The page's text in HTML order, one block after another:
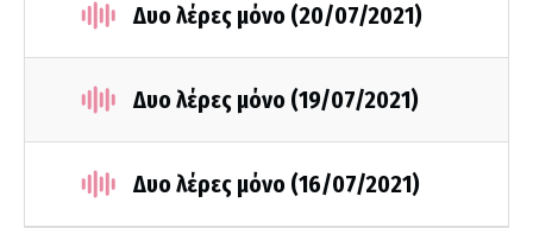
Δυο λέρες μόνο (20/07/2021)
Δυο λέρες μόνο (19/07/2021)
Δυο λέρες μόνο (16/07/2021)